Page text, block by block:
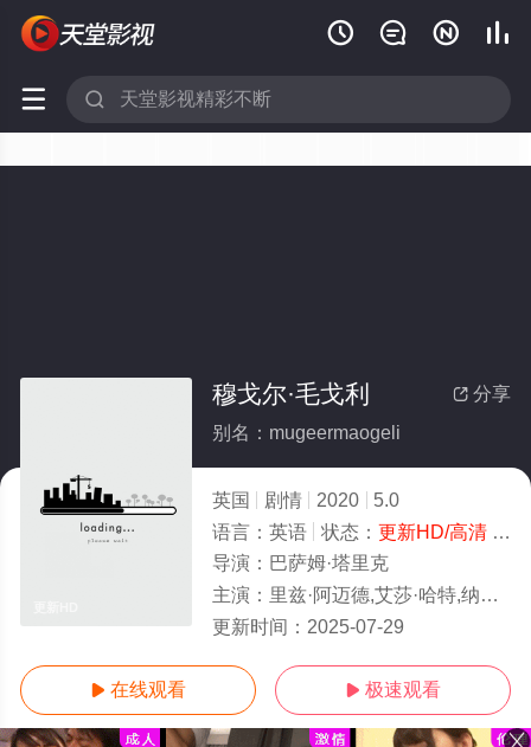
   
 
 分享
穆戈尔·毛戈利
别名：mugeermaogeli
英国 剧情 2020
5.0
语言： 英语 状态： 更新HD/高清- 免费在线观看
导演： 巴萨姆·塔里克
主演： 里兹·阿迈德,艾莎·哈特,纳巴汉·里兹万,卡伦·索尼娅·塞沃尔,安贾纳·瓦桑,贾格·帕特尔,阿利·汗
更新时间： 2025-07-29
 在线观看  极速观看